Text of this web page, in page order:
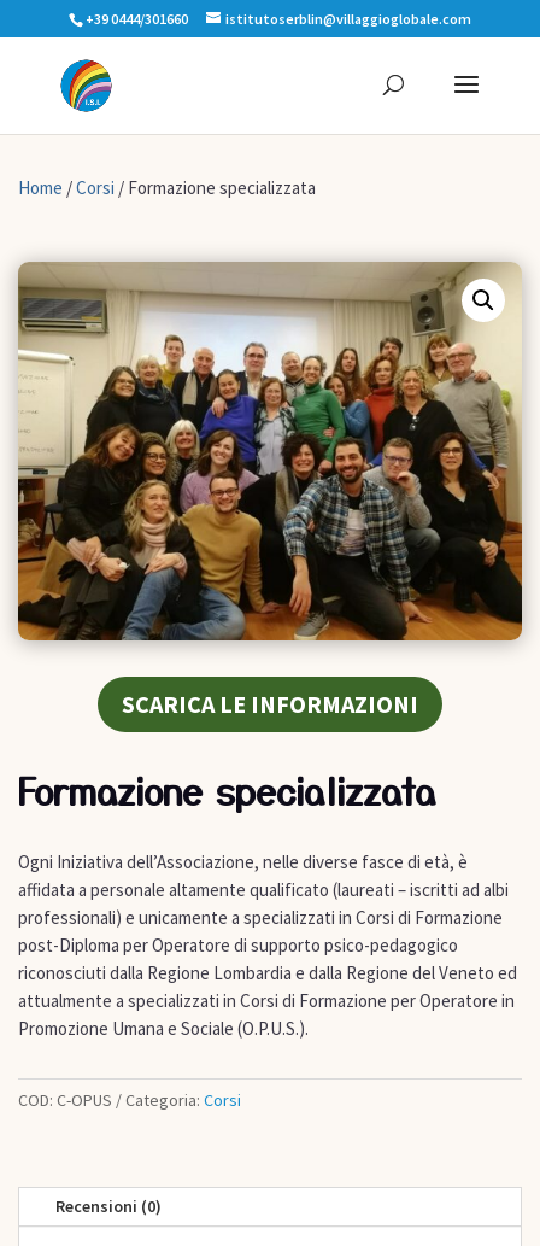
+39 0444/301660 istitutoserblin@villaggioglobale.com
Home /Corsi / Formazione specializzata
SCARICA LE INFORMAZIONI
Formazione specializzata
Ogni Iniziativa dell’Associazione, nelle diverse fasce di età, è
affidata a personale altamente qualificato (laureati – iscritti ad albi
professionali) e unicamente a specializzati in Corsi di Formazione
post-Diploma per Operatore di supporto psico-pedagogico
riconosciuti dalla Regione Lombardia e dalla Regione del Veneto ed
attualmente a specializzati in Corsi di Formazione per Operatore in
Promozione Umana e Sociale (O.P.U.S.).
COD: C-OPUS Categoria: Corsi
Recensioni (0)